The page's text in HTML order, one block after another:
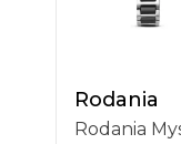
Rodania